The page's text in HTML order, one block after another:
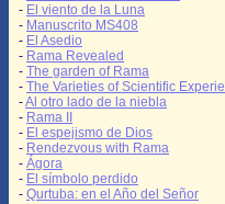
- El viento de la Luna
- Manuscrito MS408
- El Asedio
- Rama Revealed
- The garden of Rama
- The Varieties of Scientific
-Al otro lado de la niebla
- Rama II
- El espejismo de Dios
- Rendezvous with Rama
- Ágora
- El símbolo perdido
- Qurtuba: en el Año del Señor